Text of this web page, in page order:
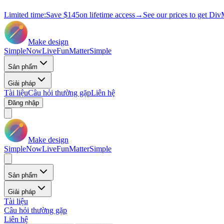
Limited time:Save $145on lifetime access→ See our prices to get
Make design
SimpleNowLiveFunMatterSimple
Sản phẩm
Giải pháp
Tài liệuCâu hỏi thường gặpLiên hệ
Đăng nhập
Make design
SimpleNowLiveFunMatterSimple
Sản phẩm
Giải pháp
Tài liệu
Câu hỏi thường gặp
Liên hệ